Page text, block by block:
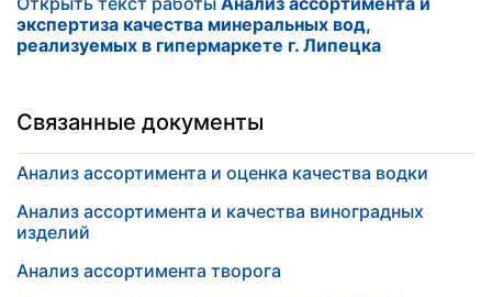
экспертиза качества минеральных вод,
реализуемых в гипермаркете г. Липецка
Связанные документы
Анализ ассортимента и оценка качества водки
Анализ ассортимента и качества виноградных
изделий
Анализ ассортимента творога